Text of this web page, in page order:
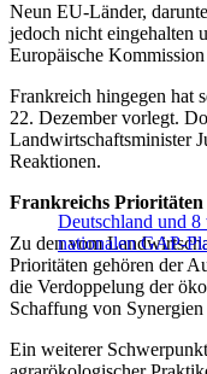
Neun EU-Länder,
jedoch nicht eingehalten
Europäische Kommission
Frankreich hingegen hat
22. Dezember vorlegt.
Landwirtschaftsminister
Reaktionen.
Deutschland und 8
nationalen GAP-
Frankreichs Prioritäten
Zu den vom
Prioritäten gehören der
die Verdoppelung der
Schaffung von
Ein weiterer